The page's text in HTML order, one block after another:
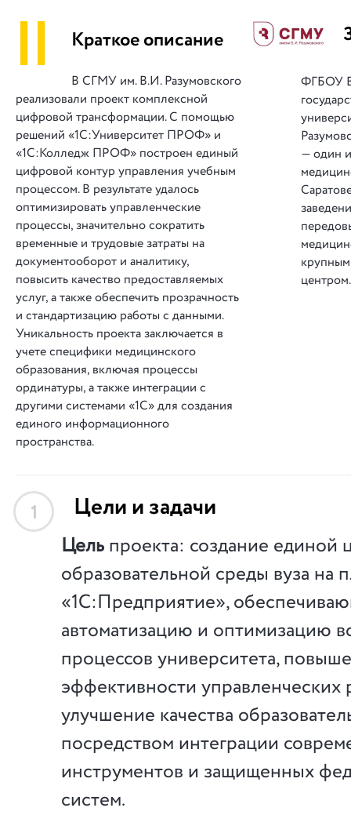
|| Краткое описание
В СГМУ им. В.И. Разумовского
реализовали проект комплексной
цифровой трансформации. С помощью
решений «1С:Университет ПРОФ» и
«1С:Колледж ПРОФ» построен единый
цифровой контур управления учебным
процессом. В результате удалось
оптимизировать управленческие
процессы, значительно сократить
временные и трудовые затраты на
документооборот и аналитику,
повысить качество предоставляемых
услуг, а также обеспечить прозрачность
и стандартизацию работы с данными.
Уникальность проекта заключается в
учете специфики медицинского
образования, включая процессы
ординатуры, а также интеграции с
другими системами «1С» для создания
единого информационного
пространства.
ФГБОУ
— один
центром.
1 Цели и задачи
Цельпроекта: создание единой
образовательной среды вуза на
«1С:Предприятие»,
автоматизацию и оптимизацию
процессов университета,
эффективности
улучшение качества
посредством интеграции
инструментов и защищенных
систем.